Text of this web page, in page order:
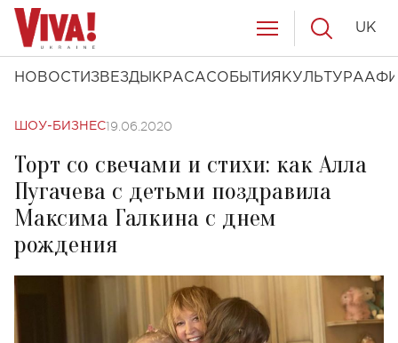
НОВОСТИ ЗВЕЗДЫ КРАСАСОБЫТИЯ КУЛЬТУРА
UK
ШОУ-БИЗНЕС19.06.2020
Торт со свечами и стихи: как Алла
Пугачева с детьми поздравила
Максима Галкина с днем
рождения